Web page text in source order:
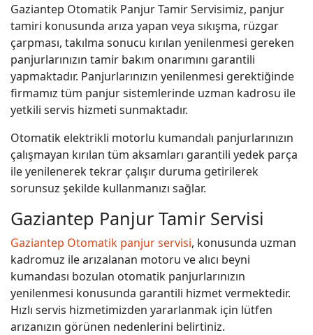
Gaziantep Otomatik Panjur Tamir Servisimiz, panjur
tamiri konusunda arıza yapan veya sıkışma, rüzgar
çarpması, takılma sonucu kırılan yenilenmesi gereken
panjurlarınızın tamir bakım onarımını garantili
yapmaktadır. Panjurlarınızın yenilenmesi gerektiğinde
firmamız tüm panjur sistemlerinde uzman kadrosu ile
yetkili servis hizmeti sunmaktadır.
Otomatik elektrikli motorlu kumandalı panjurlarınızın
çalışmayan kırılan tüm aksamları garantili yedek parça
ile yenilenerek tekrar çalışır duruma getirilerek
sorunsuz şekilde kullanmanızı sağlar.
Gaziantep Panjur Tamir Servisi
Gaziantep Otomatik panjur servisi, konusunda uzman
kadromuz ile arızalanan motoru ve alıcı beyni
kumandası bozulan otomatik panjurlarınızın
yenilenmesi konusunda garantili hizmet vermektedir.
Hızlı servis hizmetimizden yararlanmak için lütfen
arızanızın görünen nedenlerini belirtiniz.